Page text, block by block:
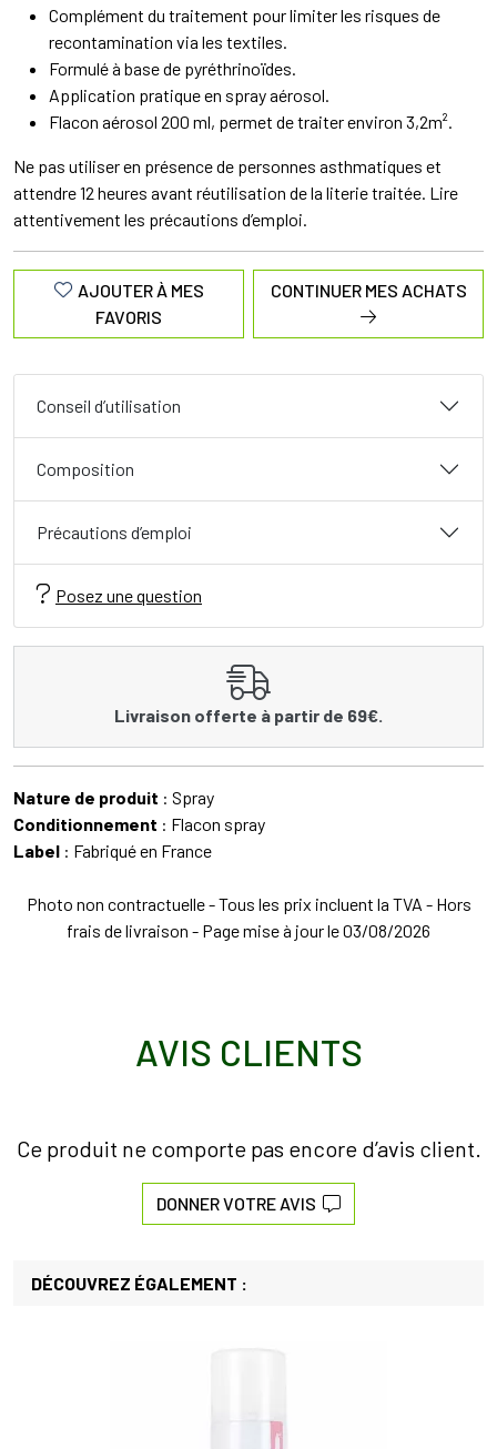
Complément du traitement pour limiter les risques de
recontamination via les textiles.
Formulé à base de pyréthrinoïdes.
Application pratique en spray aérosol.
Flacon aérosol 200 ml, permet de traiter environ 3,2m².
Ne pas utiliser en présence de personnes asthmatiques et
attendre 12 heures avant réutilisation de la literie traitée. Lire
attentivement les précautions d’emploi.
AJOUTER À MES
FAVORIS
CONTINUER MES ACHATS
Conseil d’utilisation
Composition
Précautions d’emploi
Posez une question
Livraison offerte à partir de 69€.
Nature de produit : Spray
Conditionnement : Flacon spray
Label : Fabriqué en France
Photo non contractuelle - Tous les prix incluent la TVA - Hors
frais de livraison - Page mise à jour le 03/08/2026
AVIS CLIENTS
Ce produit ne comporte pas encore d’avis client.
DONNER VOTRE AVIS
DÉCOUVREZ ÉGALEMENT :